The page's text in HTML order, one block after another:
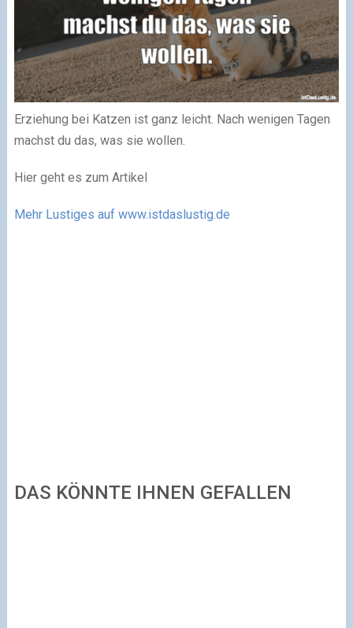
Erziehung bei Katzen ist ganz leicht. Nach wenigen Tagen
machst du das, was sie wollen.
Hier geht es zum Artikel
Mehr Lustiges auf www.istdaslustig.de
DAS KÖNNTE IHNEN GEFALLEN